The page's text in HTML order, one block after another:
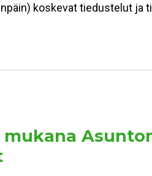
koskevat tiedustelut ja